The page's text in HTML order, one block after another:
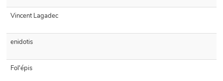
Vincent Lagadec
enidotis
Fol'épis